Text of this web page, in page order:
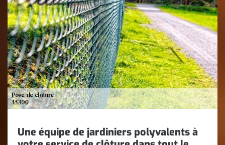
Une équipe de jardiniers polyvalents à